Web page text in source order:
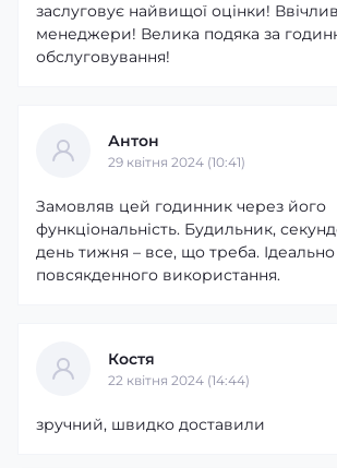
заслуговує найвищої оцінки!
менеджери! Велика подяка за
обслуговування!
Антон
29 квітня 2024 (10:41)
Замовляв цей годинник через його
функціональність. Будильник,
день тижня – все, що треба. Ідеально
повсякденного використання.
Костя
22 квітня 2024 (14:44)
зручний, швидко доставили